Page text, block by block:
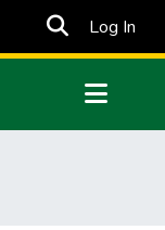
Log In